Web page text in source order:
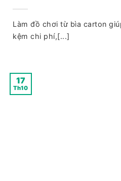
Làm đồ chơi từ bìa carton
kệm chi phí,[...]
17
Th10